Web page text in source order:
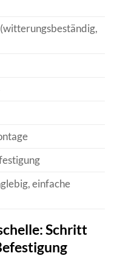
einfache
Schritt